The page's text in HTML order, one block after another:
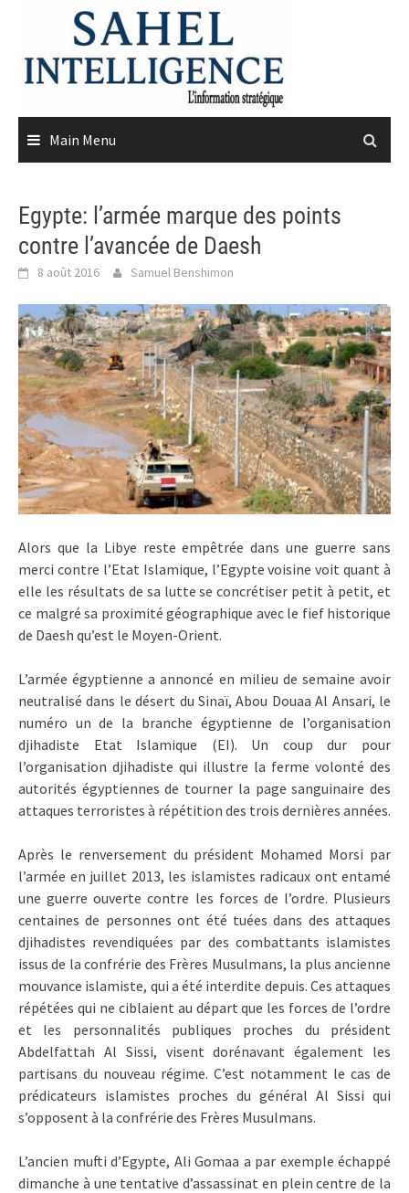
content
Main Menu
Egypte: l’armée marque des points
contre l’avancée de Daesh
8 août 2016 Samuel Benshimon
Alors que la Libye reste empêtrée dans une guerre sans
merci contre l’Etat Islamique, l’Egypte voisine voit quant à
elle les résultats de sa lutte se concrétiser petit à petit, et
ce malgré sa proximité géographique avec le fief historique
de Daesh qu’est le Moyen-Orient.
L’armée égyptienne a annoncé en milieu de semaine avoir
neutralisé dans le désert du Sinaï, Abou Douaa Al Ansari, le
numéro un de la branche égyptienne de l’organisation
djihadiste Etat Islamique (EI). Un coup dur pour
l’organisation djihadiste qui illustre la ferme volonté des
autorités égyptiennes de tourner la page sanguinaire des
attaques terroristes à répétition des trois dernières années.
Après le renversement du président Mohamed Morsi par
l’armée en juillet 2013, les islamistes radicaux ont entamé
une guerre ouverte contre les forces de l’ordre. Plusieurs
centaines de personnes ont été tuées dans des attaques
djihadistes revendiquées par des combattants islamistes
issus de la confrérie des Frères Musulmans, la plus ancienne
mouvance islamiste, qui a été interdite depuis. Ces attaques
répétées qui ne ciblaient au départ que les forces de l’ordre
et les personnalités publiques proches du président
Abdelfattah Al Sissi, visent dorénavant également les
partisans du nouveau régime. C’est notamment le cas de
prédicateurs islamistes proches du général Al Sissi qui
s’opposent à la confrérie des Frères Musulmans.
L’ancien mufti d’Egypte, Ali Gomaa a par exemple échappé
dimanche à une tentative d’assassinat en plein centre de la